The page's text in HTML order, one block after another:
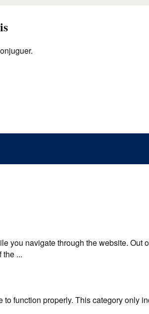
you navigate through the website.
the ...
function properly. This category only